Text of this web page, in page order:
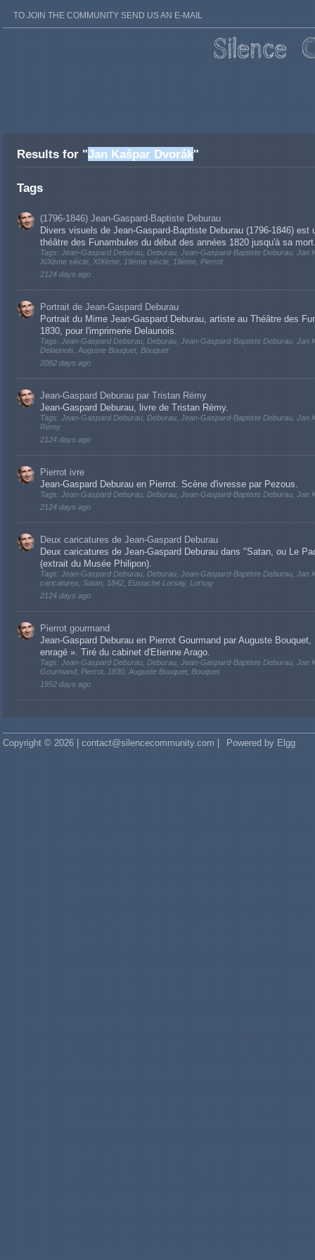
TO JOIN THE COMMUNITY SEND US AN E-MAIL
Results for "Jan Kašpar Dvorák"
Tags
(1796-1846) Jean-Gaspard-Baptiste Deburau
Divers visuels de Jean-Gaspard-Baptiste Deburau (1796-1846)
théâtre des Funambules du début des années 1820 jusqu'à sa
Tags: Jean-Gaspard Deburau, Deburau, Jean-Gaspard-Baptiste Deburau, Jan
XIXème siècle, XIXème, 19ème siècle, 19ème, Pierrot
2124 days ago
Portrait de Jean-Gaspard Deburau
Portrait du Mime Jean-Gaspard Deburau, artiste au Théâtre des
1830, pour l'imprimerie Delaunois.
Tags: Jean-Gaspard Deburau, Deburau, Jean-Gaspard-Baptiste Deburau, Jan
Delaunois, Auguste Bouquet, Bouquet
2082 days ago
Jean-Gaspard Deburau par Tristan Rémy
Jean-Gaspard Deburau, livre de Tristan Rémy.
Tags: Jean-Gaspard Deburau, Deburau, Jean-Gaspard-Baptiste Deburau, Jan
Rémy
2124 days ago
Pierrot ivre
Jean-Gaspard Deburau en Pierrot. Scène d'ivresse par Pezous.
Tags: Jean-Gaspard Deburau, Deburau, Jean-Gaspard-Baptiste Deburau,
2124 days ago
Deux caricatures de Jean-Gaspard Deburau
Deux caricatures de Jean-Gaspard Deburau dans "Satan, ou Le
(extrait du Musée Philipon).
Tags: Jean-Gaspard Deburau, Deburau, Jean-Gaspard-Baptiste Deburau, Jan
caricatures, Satan, 1842, Eustache Lorsay, Lorsay
2124 days ago
Pierrot gourmand
Jean-Gaspard Deburau en Pierrot Gourmand par Auguste
enragé ». Tiré du cabinet d'Etienne Arago.
Tags: Jean-Gaspard Deburau, Deburau, Jean-Gaspard-Baptiste Deburau, Jan
Gourmand, Pierrot, 1830, Auguste Bouquet, Bouquet
1952 days ago
Copyright © 2026 | contact@silencecommunity.com | Powered by Elgg